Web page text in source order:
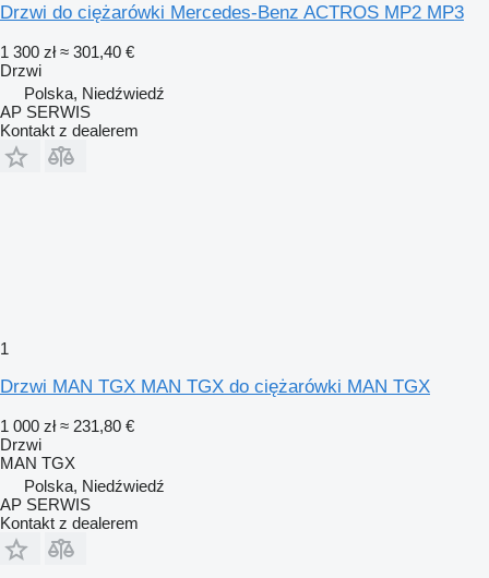
Drzwi do ciężarówki Mercedes-Benz ACTROS MP2 MP3
1 300 zł ≈ 301,40 €
Drzwi
Polska, Niedźwiedź
AP SERWIS
Kontakt z dealerem
1
Drzwi MAN TGX MAN TGX do ciężarówki MAN TGX
1 000 zł ≈ 231,80 €
Drzwi
MAN TGX
Polska, Niedźwiedź
AP SERWIS
Kontakt z dealerem